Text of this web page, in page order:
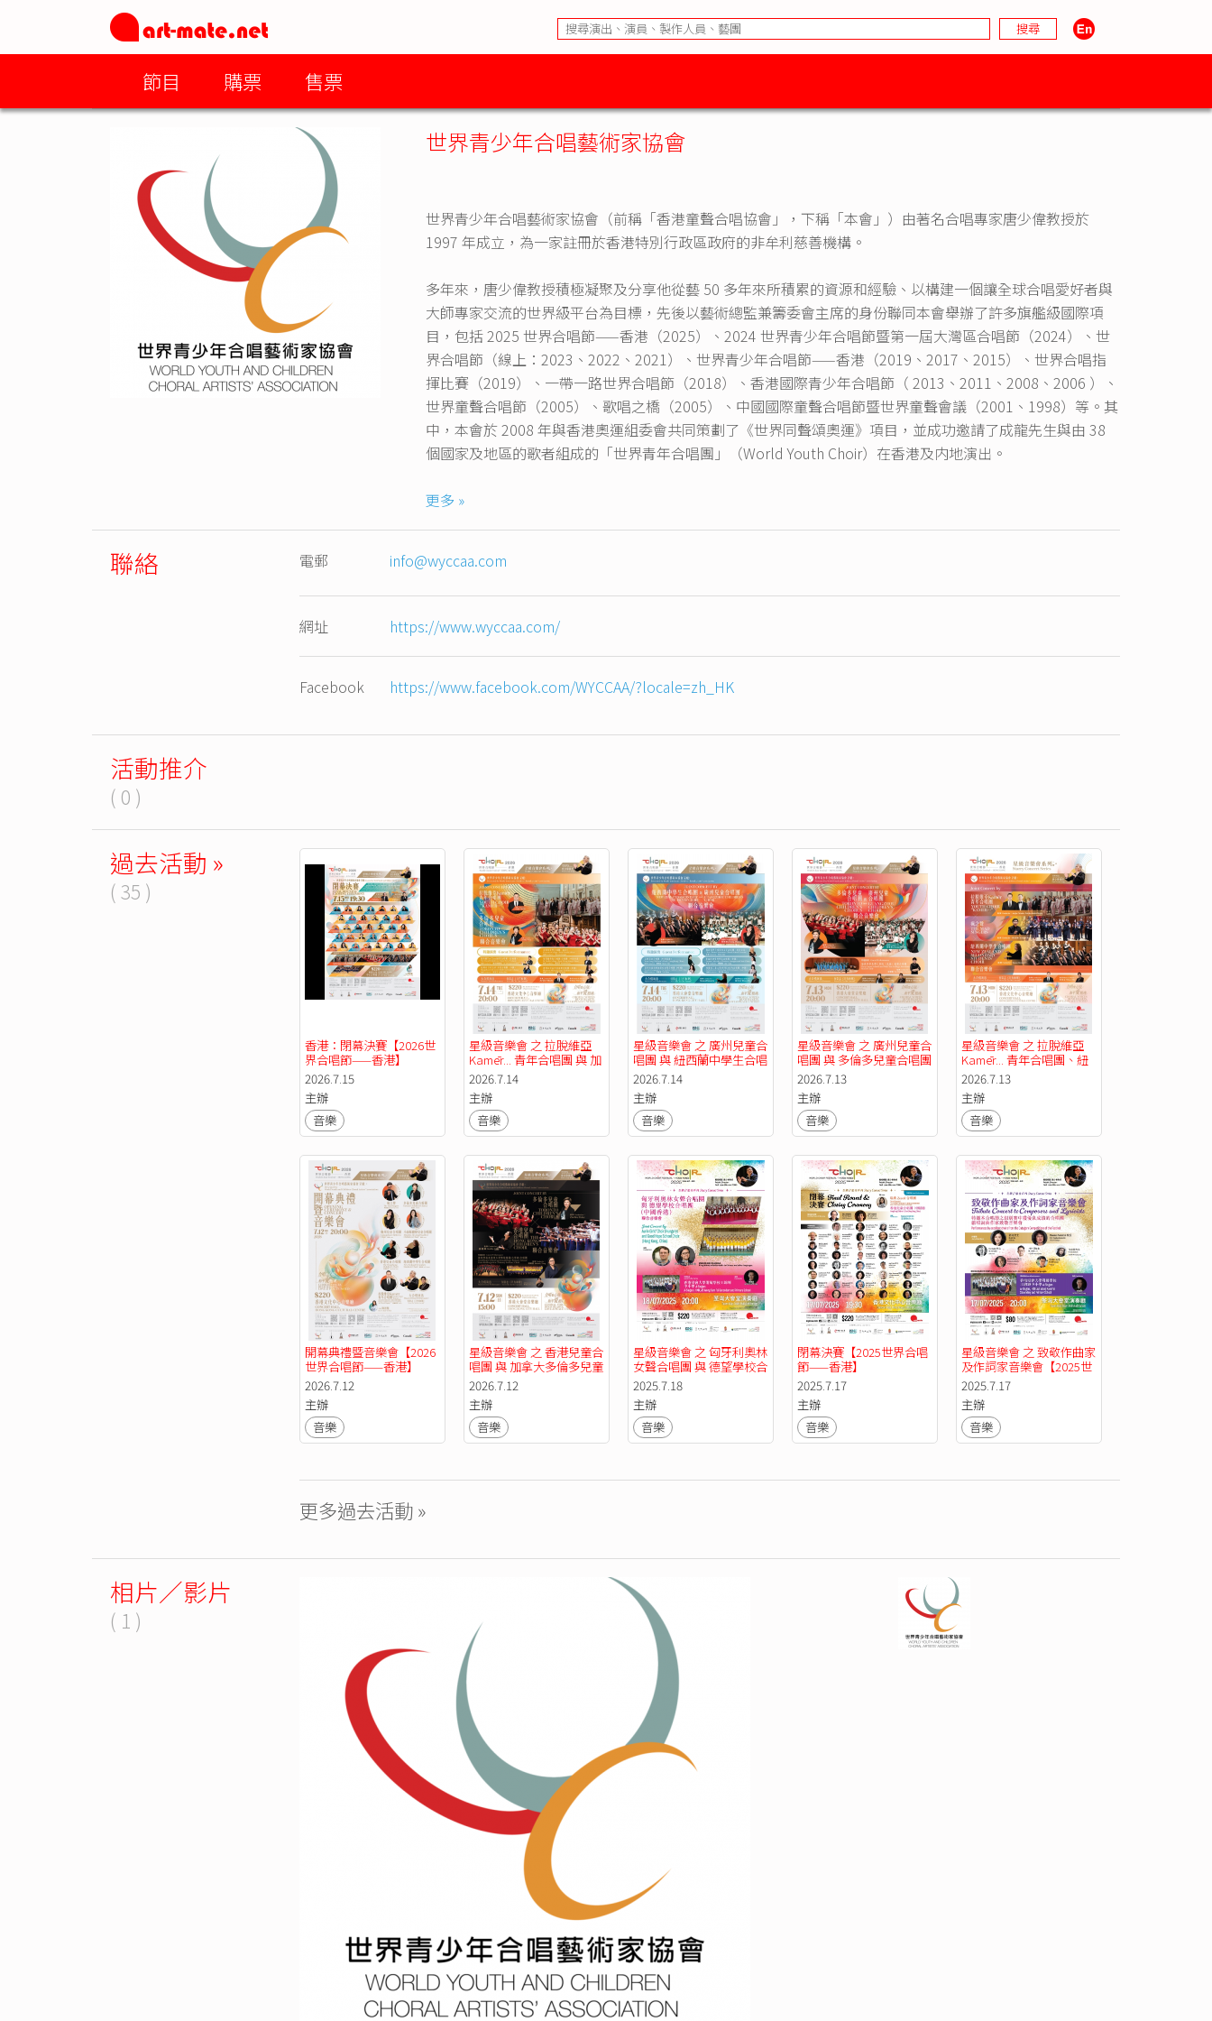
節目 購票 售票
世界青少年合唱藝術家協會
世界青少年合唱藝術家協會（前稱「香港童聲合唱協會」，下稱「本會」）由著名合唱專家唐少偉教授於
1997 年成立，為一家註冊於香港特別行政區政府的非牟利慈善機構。
多年來，唐少偉教授積極凝聚及分享他從藝 50 多年來所積累的資源和經驗、以構建一個讓全球合唱愛好者與
大師專家交流的世界級平台為目標，先後以藝術總監兼籌委會主席的身份聯同本會舉辦了許多旗艦級國際項
目，包括 2025 世界合唱節——香港（2025）、2024 世界青少年合唱節暨第一屆大灣區合唱節（2024）、世
界合唱節（線上：2023、2022、2021）、世界青少年合唱節——香港（2019、2017、2015）、世界合唱指
揮比賽（2019）、一帶一路世界合唱節（2018）、香港國際青少年合唱節（ 2013、2011、2008、2006 ）、
世界童聲合唱節（2005）、歌唱之橋（2005）、中國國際童聲合唱節暨世界童聲會議（2001、1998）等。其
中，本會於 2008 年與香港奧運組委會共同策劃了《世界同聲頌奧運》項目，並成功邀請了成龍先生與由 38
個國家及地區的歌者組成的「世界青年合唱團」（World Youth Choir）在香港及内地演出。
為表彰傑出合唱行内不同人士的卓越成就，本會自2013年起不定期向多位海内外合唱專家頒發「合唱終身成
並已成功吸引了近 50 個國家及地區的合唱團（近 800 支）及過百位評委參與，總受惠人次逾數十萬，口碑載
道，享譽全球。
更多 »
聯絡 電郵 info@wyccaa.com
網址 https://www.wyccaa.com/
Facebook https://www.facebook.com/WYCCAA/?locale=zh_HK
活動推介
( 0 )
過去活動 »
( 35 )
香港：閉幕決賽【2026世
界合唱節——香港】
2026.7.15
主辦
音樂
星級音樂會 之 拉脫維亞
Kamēr... 青年合唱團 與 加
拿大多倫多兒童合唱團 聯
合音樂會【2026世界合唱
節——香港】
2026.7.14
主辦
音樂
星級音樂會 之 廣州兒童合
唱團 與 紐西蘭中學生合唱
團 聯合音樂會【2026世界
合唱節——香港】
2026.7.14
主辦
音樂
星級音樂會 之 廣州兒童合
唱團 與 多倫多兒童合唱團
聯合音樂會【2026世界合
唱節——香港】
2026.7.13
主辦
音樂
星級音樂會 之 拉脫維亞
Kamēr... 青年合唱團、紐
西蘭中學生合唱團 與 瘋之
聲 聯合音樂會【2026世界
合唱節——香港】
2026.7.13
主辦
音樂
開幕典禮暨音樂會【2026
世界合唱節——香港】
2026.7.12
主辦
音樂
星級音樂會 之 香港兒童合
唱團 與 加拿大多倫多兒童
合唱團 聯合音樂會【2026
世界合唱節——香港】
2026.7.12
主辦
音樂
星級音樂會 之 匈牙利奧林
女聲合唱團 與 德望學校合
唱團（中國香港）聯合音
樂會【2025世界合唱節
——香港】
2025.7.18
主辦
音樂
閉幕決賽【2025世界合唱
節——香港】
2025.7.17
主辦
音樂
星級音樂會 之 致敬作曲家
及作詞家音樂會【2025世
界合唱節——香港】
2025.7.17
主辦
音樂
更多過去活動 »
相片／影片
( 1 )